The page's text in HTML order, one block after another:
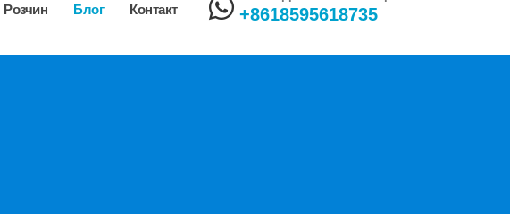
Розчин Блог Контакт +8618595618735